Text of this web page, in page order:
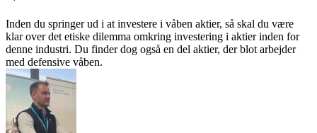
Inden du springer ud i at investere i våben aktier, så skal du være
klar over det etiske dilemma omkring investering i aktier inden for
denne industri. Du finder dog også en del aktier, der blot arbejder
med defensive våben.